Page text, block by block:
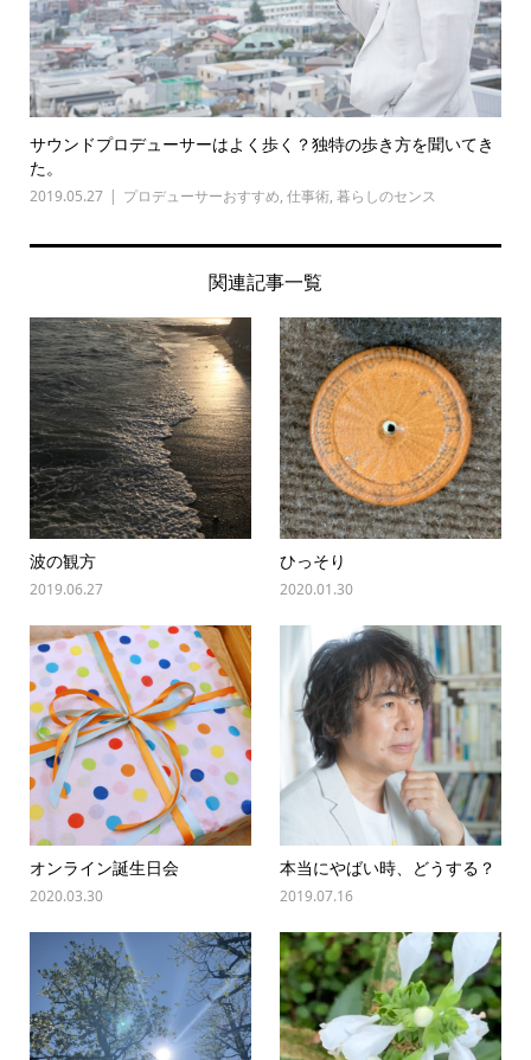
サウンドプロデューサーはよく歩く？独特の歩き方を聞いてき
た。
2019.05.27 プロデューサーおすすめ, 仕事術, 暮らしのセンス
関連記事一覧
波の観方
2019.06.27
ひっそり
2020.01.30
オンライン誕生日会
2020.03.30
本当にやばい時、どうする？
2019.07.16